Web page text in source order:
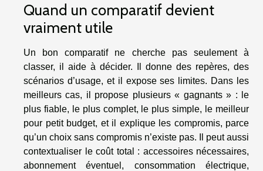
Quand un comparatif devient
vraiment utile
Un bon comparatif ne cherche pas seulement à
classer, il aide à décider. Il donne des repères, des
scénarios d’usage, et il expose ses limites. Dans les
meilleurs cas, il propose plusieurs « gagnants » : le
plus fiable, le plus complet, le plus simple, le meilleur
pour petit budget, et il explique les compromis, parce
qu’un choix sans compromis n’existe pas. Il peut aussi
contextualiser le coût total : accessoires nécessaires,
abonnement éventuel, consommation électrique,